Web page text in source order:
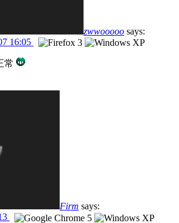
zwwooooo says:
16:05
常
Firm says: